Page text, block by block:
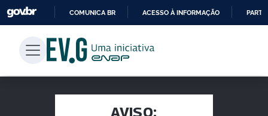
PARA
CONTEÚDO
COMUNICA BR ACESSO À INFORMAÇÃO
AVISO: